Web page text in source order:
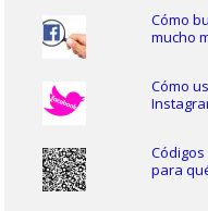
Cómo
mucho
Cómo
para